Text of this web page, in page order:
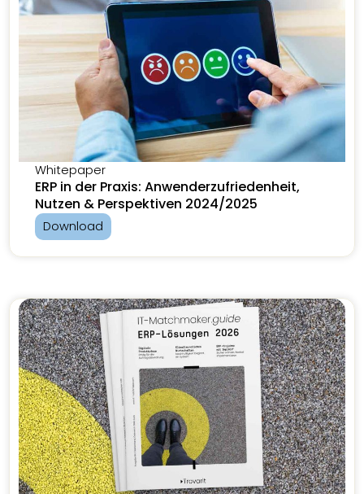
Whitepaper
ERP in der Praxis: Anwenderzufriedenheit,
Nutzen & Perspektiven 2024/2025
Download